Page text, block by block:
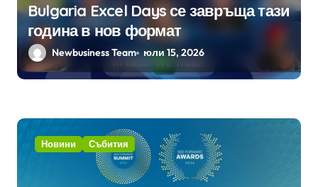
Bulgaria Excel Days се завръща тази
година в нов формат
Newbusiness Team юли 15, 2026
Новини Събития